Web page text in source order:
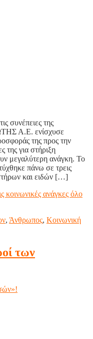
συνέπειες της
Α.Ε. ενίσχυσε
της προς την
της για στήριξη
μεγαλύτερη ανάγκη. Το
πάνω σε τρεις
και ειδών […]
ανάγκες όλο
, Άνθρωπος, Κοινωνική
των